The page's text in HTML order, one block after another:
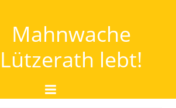
Mahnwache
Lützerath lebt!
Start